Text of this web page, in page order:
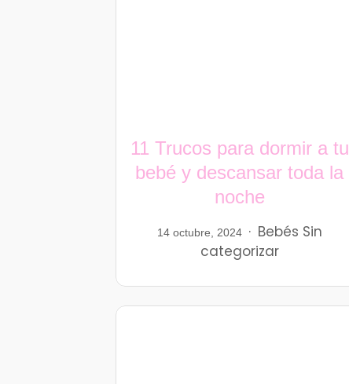
11 Trucos para dormir a tu
bebé y descansar toda la
noche
14 octubre, 2024 Bebés Sin
categorizar